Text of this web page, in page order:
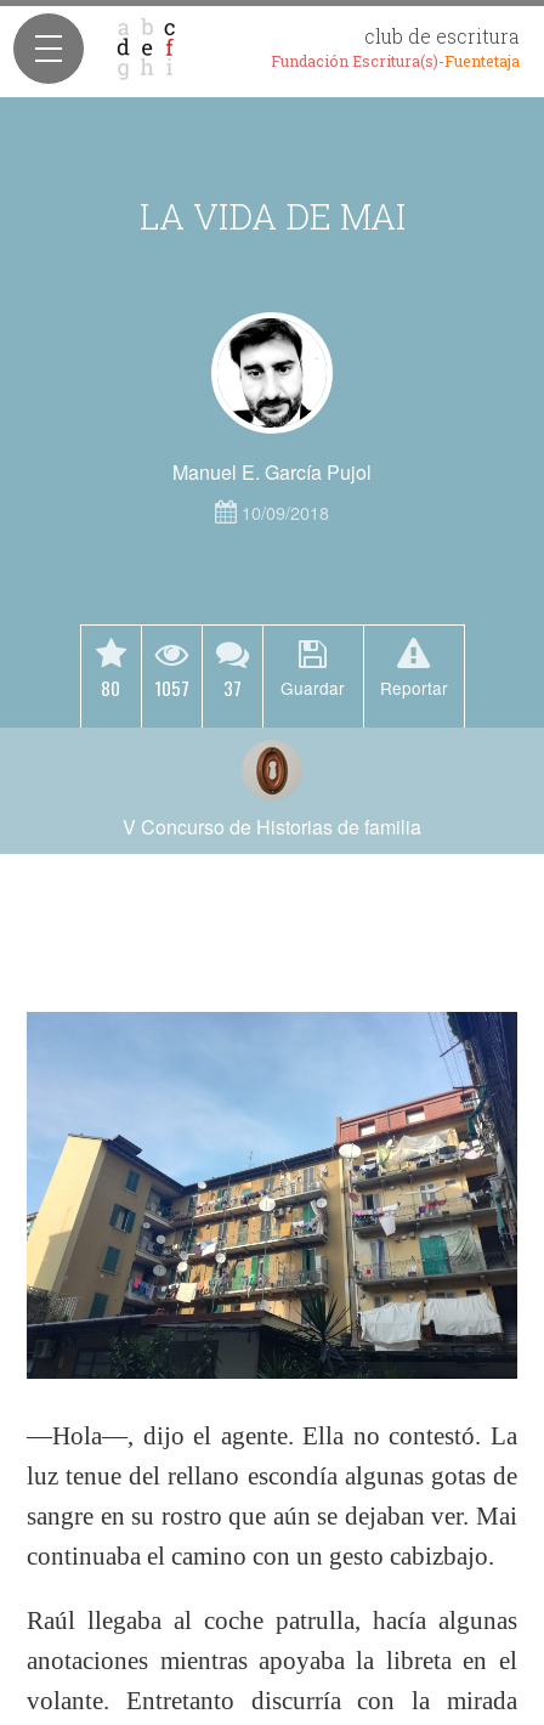
club de escritura
Fundación Escritura(s)-Fuentetaja
LA VIDA DE MAI
Manuel E. García Pujol
10/09/2018
80 1057 37 Guardar Reportar
V Concurso de Historias de familia
—Hola—, dijo el agente. Ella no contestó. La
luz tenue del rellano escondía algunas gotas de
sangre en su rostro que aún se dejaban ver. Mai
continuaba el camino con un gesto cabizbajo.
Raúl llegaba al coche patrulla, hacía algunas
anotaciones mientras apoyaba la libreta en el
volante. Entretanto discurría con la mirada